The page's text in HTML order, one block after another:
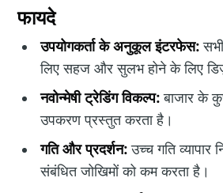
फायदे
उपयोगकर्ता के अनुकूल इंटरफेस:
लिए सहज और सुलभ होने के लिए
नवोन्मेषी ट्रेडिंग विकल्प:बाजार के
उपकरण प्रस्तुत करता है।
गति और प्रदर्शन:उच्च गति व्यापार
संबंधित जोखिमों को कम करता है।